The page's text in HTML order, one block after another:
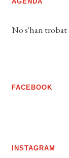
No s'han trobat
FACEBOOK
INSTAGRAM